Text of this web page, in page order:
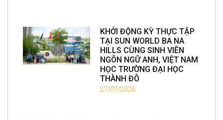
KHỞI ĐỘNG KỲ THỰC TẬP
TẠI SUN WORLD BA NA
HILLS CÙNG SINH VIÊN
NGÔN NGỮ ANH, VIỆT NAM
HỌC TRƯỜNG ĐẠI HỌC
THÀNH ĐÔ
27/07/2026